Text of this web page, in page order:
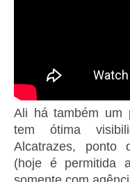
Ali há também um
tem ótima
Alcatrazes, ponto
(hoje é permitida